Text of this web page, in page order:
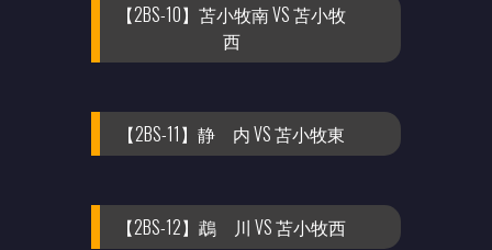
【2BS-10】苫小牧南 VS 苫小牧
西
【2BS-11】静 内 VS 苫小牧東
【2BS-12】鵡 川 VS 苫小牧西